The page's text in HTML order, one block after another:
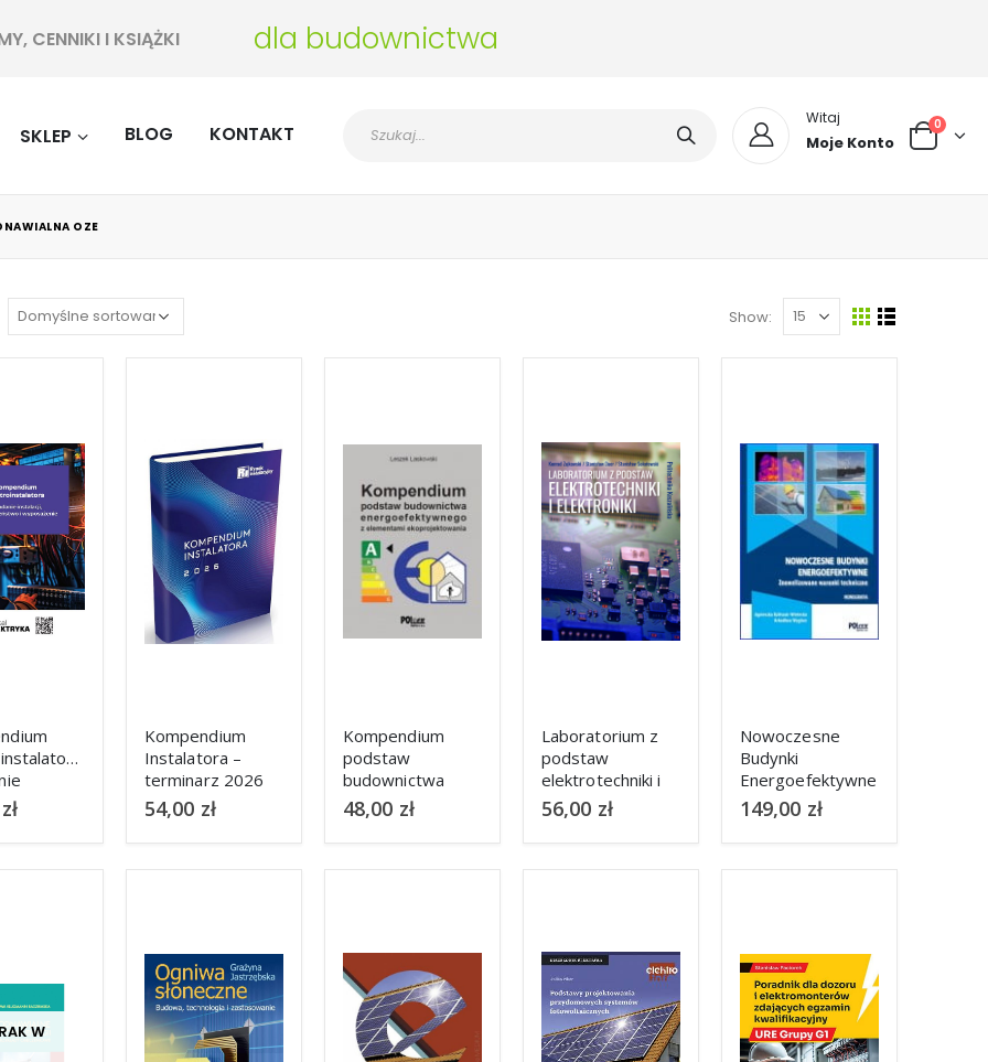
CENNIKI I KSIĄŻKI dla budownictwa
SKLEP BLOG KONTAKT
Witaj
Moje Konto
0
OZE
Show:
i
zł
Kompendium
Instalatora –
terminarz 2026
54,00 zł
Kompendium
podstaw
budownictwa
energoefektywnego
z elementami
ekoprojektowania
48,00 zł
Laboratorium z
podstaw
elektrotechniki i
elektroniki
56,00 zł
Nowoczesne
Budynki
Energoefektywne
– znowelizowane
warunki
techniczne 2019
149,00 zł
W